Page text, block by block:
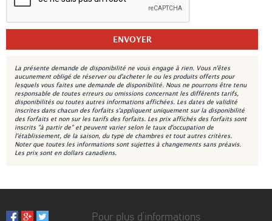
La présente demande de disponibilité ne vous engage à rien. Vous n'êtes
aucunement obligé de réserver ou d'acheter le ou les produits offerts pour
lesquels vous faites une demande de disponibilité. Nous ne pourrons être tenu
responsable de toutes erreurs ou omissions concernant les différents tarifs,
disponibilités ou toutes autres informations affichées. Les dates de validité
inscrites dans chacun des forfaits s'appliquent uniquement sur la disponibilité
des forfaits et non sur les tarifs des forfaits. Les prix affichés des forfaits sont
inscrits "à partir de" et peuvent varier selon le taux d'occupation de
l'établissement, de la saison, du type de chambres et tout autres critères.
Noter que toutes les informations sont sujettes à changements sans préavis.
Les prix sont en dollars canadiens.
Pour plus d’informations